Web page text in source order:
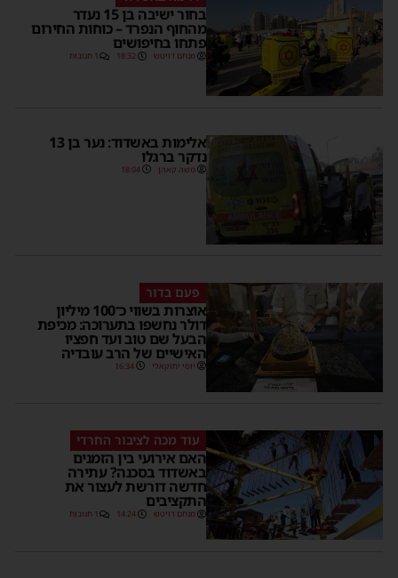
בחור ישיבה בן 15 נעדר
מהחוף הנפרד – כוחות החירום
פתחו בחיפושים
מנחם דויטש 18:32 1 תגובות
אלימות באשדוד: נער בן 13
נדקר ברגלו
משה קאהן 18:04
פעם בדור
אוצרות בשווי כ־100 מיליון
דולר נחשפו בתערוכה: מכיפת
הבעל שם טוב ועד חפציו
האישיים של הרב עובדיה
יוסי יחזקאלי 16:34
עוד מכה לציבור החרדי
האם אירועי בין הזמנים
באשדוד בסכנה? עתירה
חדשה דורשת לעצור את
התקציבים
מנחם דויטש 14:24 1 תגובות